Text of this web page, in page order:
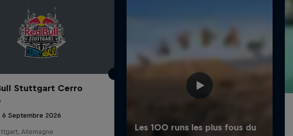
Stuttgart Cerro
6 Septembre 2026
Allemagne